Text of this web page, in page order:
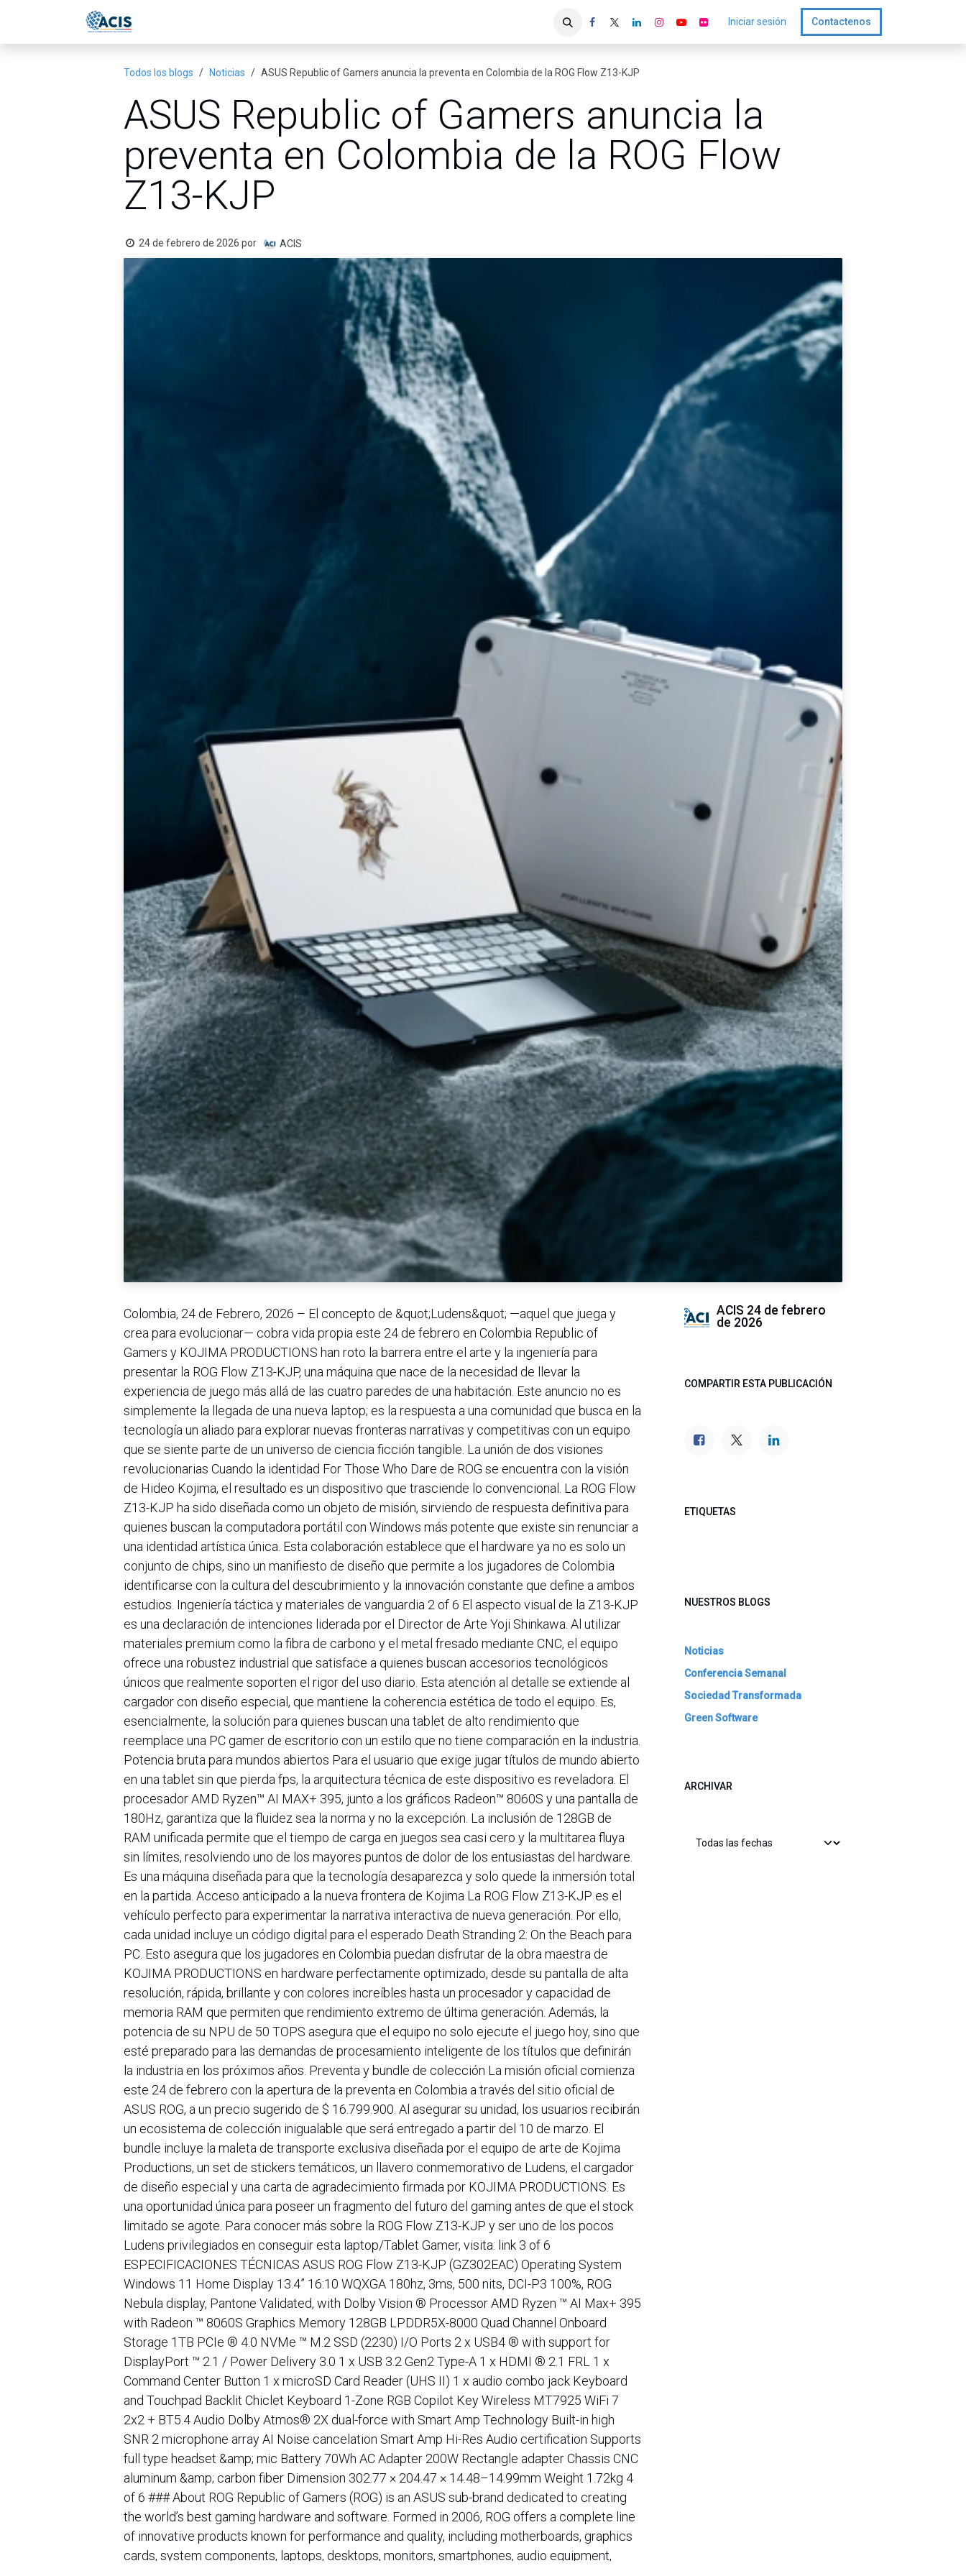
Iniciar sesión Contactenos
Todos los blogs Noticias ASUS Republic of Gamers anuncia la preventa en Colombia de la ROG Flow Z13-KJP
ASUS Republic of Gamers anuncia la
preventa en Colombia de la ROG Flow
Z13-KJP
24 de febrero de 2026 por ACIS
Colombia, 24 de Febrero, 2026 – El concepto de &quot;Ludens&quot; —aquel que juega y
crea para evolucionar— cobra vida propia este 24 de febrero en Colombia Republic of
Gamers y KOJIMA PRODUCTIONS han roto la barrera entre el arte y la ingeniería para
presentar la ROG Flow Z13-KJP, una máquina que nace de la necesidad de llevar la
experiencia de juego más allá de las cuatro paredes de una habitación. Este anuncio no es
simplemente la llegada de una nueva laptop; es la respuesta a una comunidad que busca en la
tecnología un aliado para explorar nuevas fronteras narrativas y competitivas con un equipo
que se siente parte de un universo de ciencia ficción tangible. La unión de dos visiones
revolucionarias Cuando la identidad For Those Who Dare de ROG se encuentra con la visión
de Hideo Kojima, el resultado es un dispositivo que trasciende lo convencional. La ROG Flow
Z13-KJP ha sido diseñada como un objeto de misión, sirviendo de respuesta definitiva para
quienes buscan la computadora portátil con Windows más potente que existe sin renunciar a
una identidad artística única. Esta colaboración establece que el hardware ya no es solo un
conjunto de chips, sino un manifiesto de diseño que permite a los jugadores de Colombia
identificarse con la cultura del descubrimiento y la innovación constante que define a ambos
estudios. Ingeniería táctica y materiales de vanguardia 2 of 6 El aspecto visual de la Z13-KJP
es una declaración de intenciones liderada por el Director de Arte Yoji Shinkawa. Al utilizar
materiales premium como la fibra de carbono y el metal fresado mediante CNC, el equipo
ofrece una robustez industrial que satisface a quienes buscan accesorios tecnológicos
únicos que realmente soporten el rigor del uso diario. Esta atención al detalle se extiende al
cargador con diseño especial, que mantiene la coherencia estética de todo el equipo. Es,
esencialmente, la solución para quienes buscan una tablet de alto rendimiento que
reemplace una PC gamer de escritorio con un estilo que no tiene comparación en la industria.
Potencia bruta para mundos abiertos Para el usuario que exige jugar títulos de mundo abierto
en una tablet sin que pierda fps, la arquitectura técnica de este dispositivo es reveladora. El
procesador AMD Ryzen™ AI MAX+ 395, junto a los gráficos Radeon™ 8060S y una pantalla de
180Hz, garantiza que la fluidez sea la norma y no la excepción. La inclusión de 128GB de
RAM unificada permite que el tiempo de carga en juegos sea casi cero y la multitarea fluya
sin límites, resolviendo uno de los mayores puntos de dolor de los entusiastas del hardware.
Es una máquina diseñada para que la tecnología desaparezca y solo quede la inmersión total
en la partida. Acceso anticipado a la nueva frontera de Kojima La ROG Flow Z13-KJP es el
vehículo perfecto para experimentar la narrativa interactiva de nueva generación. Por ello,
cada unidad incluye un código digital para el esperado Death Stranding 2: On the Beach para
PC. Esto asegura que los jugadores en Colombia puedan disfrutar de la obra maestra de
KOJIMA PRODUCTIONS en hardware perfectamente optimizado, desde su pantalla de alta
resolución, rápida, brillante y con colores increíbles hasta un procesador y capacidad de
memoria RAM que permiten que rendimiento extremo de última generación. Además, la
potencia de su NPU de 50 TOPS asegura que el equipo no solo ejecute el juego hoy, sino que
esté preparado para las demandas de procesamiento inteligente de los títulos que definirán
la industria en los próximos años. Preventa y bundle de colección La misión oficial comienza
este 24 de febrero con la apertura de la preventa en Colombia a través del sitio oficial de
ASUS ROG, a un precio sugerido de $ 16.799.900. Al asegurar su unidad, los usuarios recibirán
un ecosistema de colección inigualable que será entregado a partir del 10 de marzo. El
bundle incluye la maleta de transporte exclusiva diseñada por el equipo de arte de Kojima
Productions, un set de stickers temáticos, un llavero conmemorativo de Ludens, el cargador
de diseño especial y una carta de agradecimiento firmada por KOJIMA PRODUCTIONS. Es
una oportunidad única para poseer un fragmento del futuro del gaming antes de que el stock
limitado se agote. Para conocer más sobre la ROG Flow Z13-KJP y ser uno de los pocos
Ludens privilegiados en conseguir esta laptop/Tablet Gamer, visita: link 3 of 6
ESPECIFICACIONES TÉCNICAS ASUS ROG Flow Z13-KJP (GZ302EAC) Operating System
Windows 11 Home Display 13.4” 16:10 WQXGA 180hz, 3ms, 500 nits, DCI-P3 100%, ROG
Nebula display, Pantone Validated, with Dolby Vision ® Processor AMD Ryzen ™ AI Max+ 395
with Radeon ™ 8060S Graphics Memory 128GB LPDDR5X-8000 Quad Channel Onboard
Storage 1TB PCIe ® 4.0 NVMe ™ M.2 SSD (2230) I/O Ports 2 x USB4 ® with support for
DisplayPort ™ 2.1 / Power Delivery 3.0 1 x USB 3.2 Gen2 Type-A 1 x HDMI ® 2.1 FRL 1 x
Command Center Button 1 x microSD Card Reader (UHS II) 1 x audio combo jack Keyboard
and Touchpad Backlit Chiclet Keyboard 1-Zone RGB Copilot Key Wireless MT7925 WiFi 7
2x2 + BT5.4 Audio Dolby Atmos® 2X dual-force with Smart Amp Technology Built-in high
SNR 2 microphone array AI Noise cancelation Smart Amp Hi-Res Audio certification Supports
full type headset &amp; mic Battery 70Wh AC Adapter 200W Rectangle adapter Chassis CNC
aluminum &amp; carbon fiber Dimension 302.77 × 204.47 × 14.48–14.99mm Weight 1.72kg 4
of 6 ### About ROG Republic of Gamers (ROG) is an ASUS sub-brand dedicated to creating
the world’s best gaming hardware and software. Formed in 2006, ROG offers a complete line
of innovative products known for performance and quality, including motherboards, graphics
cards, system components, laptops, desktops, monitors, smartphones, audio equipment,
ACIS 24 de febrero
de 2026
COMPARTIR ESTA PUBLICACIÓN
ETIQUETAS
NUESTROS BLOGS
Noticias
Conferencia Semanal
Sociedad Transformada
Green Software
ARCHIVAR